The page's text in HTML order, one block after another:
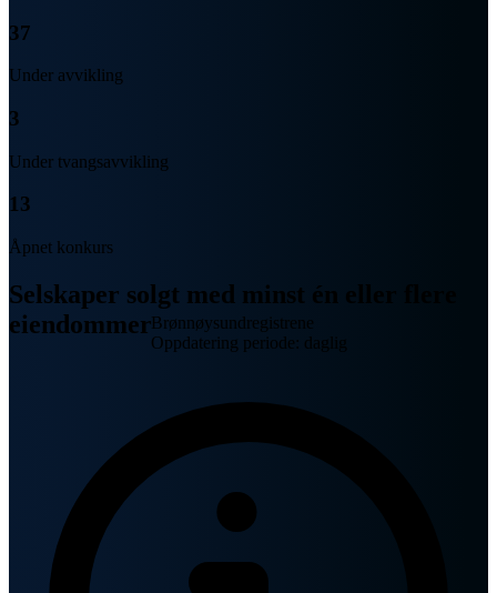
37
Under avvikling
3
Under tvangsavvikling
13
Åpnet konkurs
Selskaper solgt med minst én eller flere
eiendommerBrønnøysundregistrene
Oppdatering periode: daglig